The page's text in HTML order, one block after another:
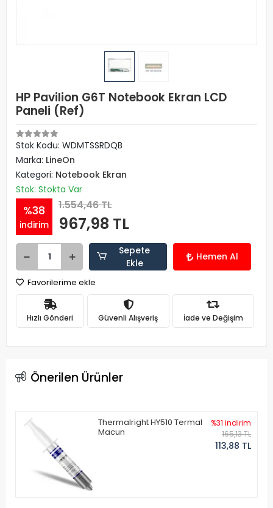
HP Pavilion G6T Notebook Ekran LCD
Paneli (Ref)
Stok Kodu: WDMTSSRDQB
Marka: LineOn
Kategori: Notebook Ekran
Stok: Stokta Var
%38
indirim
1.554,46 TL
967,98 TL
Sepete
Ekle
Hemen Al
Favorilerime ekle
Hızlı Gönderi Güvenli Alışveriş İade ve Değişim
Önerilen Ürünler
Thermalright HY510 Termal
Macun
%31 indirim
165,13 TL
113,88 TL